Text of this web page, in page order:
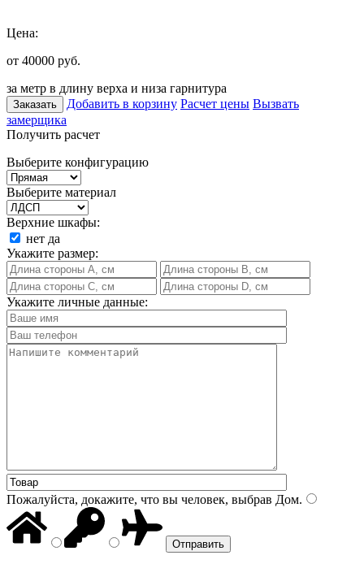
Цена:
от 40000 руб.
за метр в длину верха и низа гарнитура
Заказать Добавить в корзину Расчет цены Вызвать
замерщика
Получить расчет
Выберите конфигурацию
Выберите материал
Верхние шкафы:
нет да
Укажите размер:
Укажите личные данные:
Пожалуйста, докажите, что вы человек, выбрав Дом.